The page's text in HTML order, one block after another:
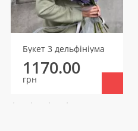
Букет 3 дельфініума
1170.00
грн